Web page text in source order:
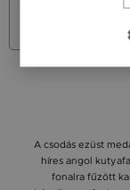
A csodás ezüst
híres angol
fonalra fűzött